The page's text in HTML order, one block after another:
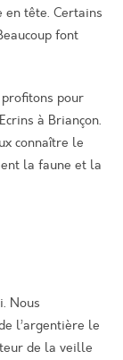
en tête. Certains
font
pour
à Briançon.
connaître le
la faune et la
Nous
l’argentière le
de la veille